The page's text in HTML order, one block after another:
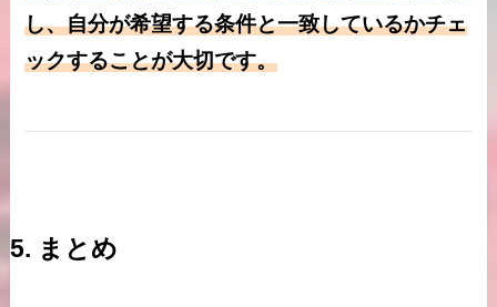
し、自分が希望する条件と一致しているかチェ
ックすることが大切です。
5. まとめ